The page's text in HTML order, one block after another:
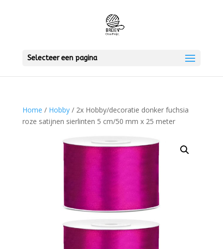
Selecteer een pagina
Home / Hobby/ 2x Hobby/decoratie donker fuchsia
roze satijnen sierlinten 5 cm/50 mm x 25 meter